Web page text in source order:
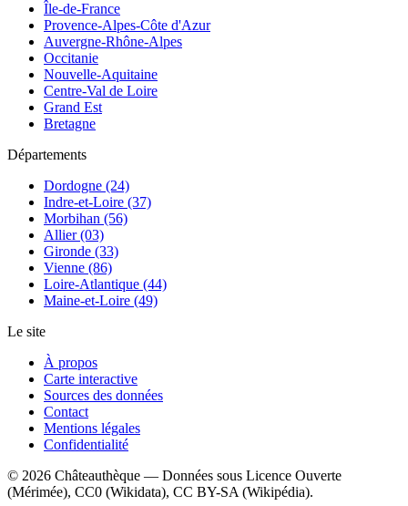
Île-de-France
Provence-Alpes-Côte d'Azur
Auvergne-Rhône-Alpes
Occitanie
Nouvelle-Aquitaine
Centre-Val de Loire
Grand Est
Bretagne
Départements
Dordogne (24)
Indre-et-Loire (37)
Morbihan (56)
Allier (03)
Gironde (33)
Vienne (86)
Loire-Atlantique (44)
Maine-et-Loire (49)
Le site
À propos
Carte interactive
Sources des données
Contact
Mentions légales
Confidentialité
© 2026 Châteauthèque — Données sous Licence Ouverte
(Mérimée), CC0 (Wikidata), CC BY-SA (Wikipédia).